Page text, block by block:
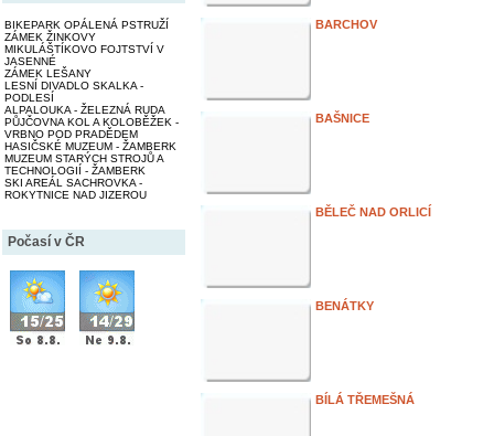
BIKEPARK OPÁLENÁ PSTRUŽÍ
ZÁMEK ŽINKOVY
MIKULÁŠTÍKOVO FOJTSTVÍ V
JASENNÉ
ZÁMEK LEŠANY
LESNÍ DIVADLO SKALKA -
PODLESÍ
ALPALOUKA - ŽELEZNÁ RUDA
PŮJČOVNA KOL A KOLOBĚŽEK -
VRBNO POD PRADĚDEM
HASIČSKÉ MUZEUM - ŽAMBERK
MUZEUM STARÝCH STROJŮ A
TECHNOLOGIÍ - ŽAMBERK
SKI AREÁL SACHROVKA -
ROKYTNICE NAD JIZEROU
Počasí v ČR
BARCHOV
BAŠNICE
BĚLEČ NAD ORLICÍ
BENÁTKY
BÍLÁ TŘEMEŠNÁ